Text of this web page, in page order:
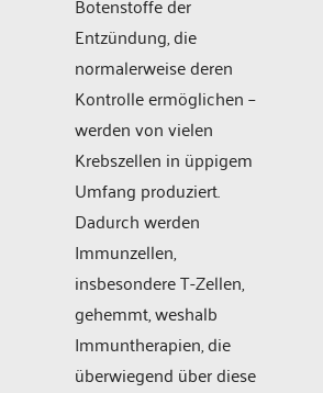
Entzündung, die
normalerweise deren
Kontrolle ermöglichen –
werden von vielen
Krebszellen in üppigem
Umfang produziert.
Dadurch werden
Immunzellen,
insbesondere T-Zellen,
gehemmt, weshalb
Immuntherapien, die
überwiegend über diese